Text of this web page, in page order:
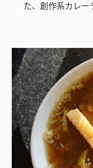
た、創作系カレー